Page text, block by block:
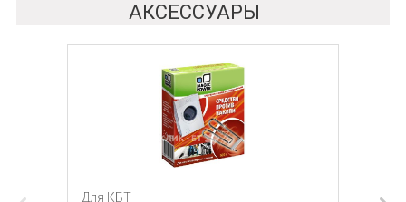
АКСЕССУАРЫ
Для КБТ
Для КБТ